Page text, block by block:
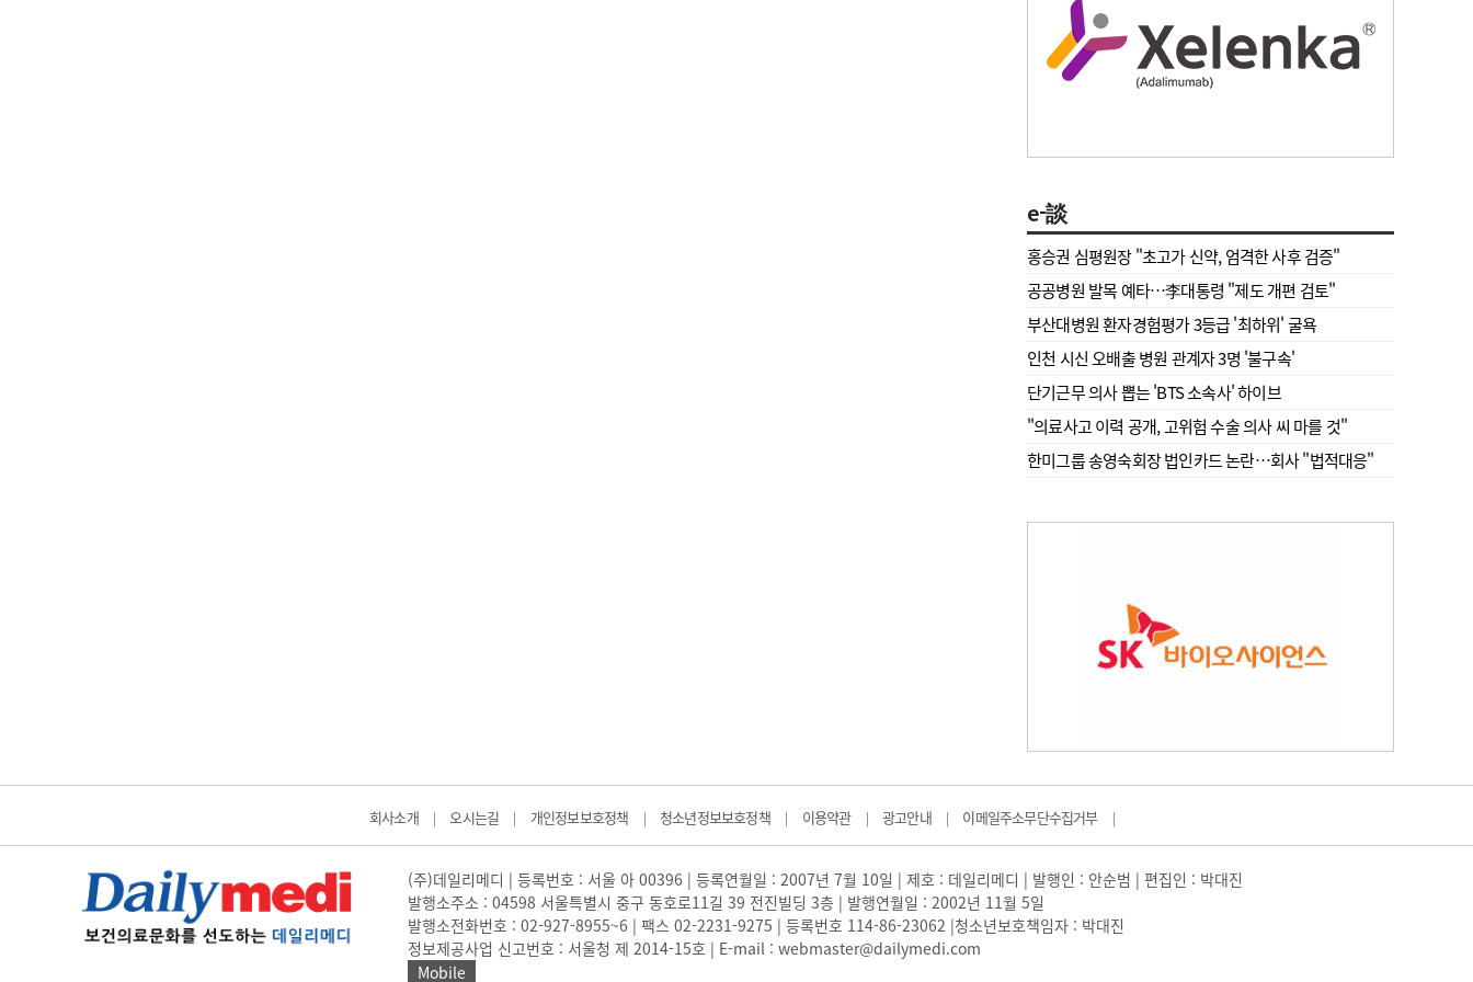
e-談
홍승권 심평원장 " 초고가 신약, 엄격한 사후 검증"
공공병원 발목 예타…李대통령 "제도 개편 검토"
부산대병원 환자경험평가 3등급 '최하위' 굴욕
인천 시신 오배출 병원 관계자 3명 '불구속'
단기근무 의사 뽑는 'BTS 소속사' 하이브
"의료사고 이력 공개, 고위험 수술 의사 씨 마를 것"
한미그룹 송영숙회장 법인카드 논란…회사 "법적대응"
회사소개 | 오시는길 | 개인정보보호정책 | 청소년정보보호정책 | 이용약관 | 광고안내 | 이메일주소무단수집거부 |
(주)데일리메디 | 등록번호 : 서울 아 00396 | 등록연월일 : 2007년 7월 10일 | 제호 : 데일리메디 | 발행인 : 안순범 | 편집인 : 박대진
발행소주소 : 04598 서울특별시 중구 동호로11길 39 전진빌딩 3층 | 발행연월일 : 2002년 11월 5일
발행소전화번호 : 02-927-8955~6 | 팩스 02-2231-9275 | 등록번호 114-86-23062 |청소년보호책임자 : 박대진
정보제공사업 신고번호 : 서울청 제 2014-15호 | E-mail : webmaster@dailymedi.com
Mobile